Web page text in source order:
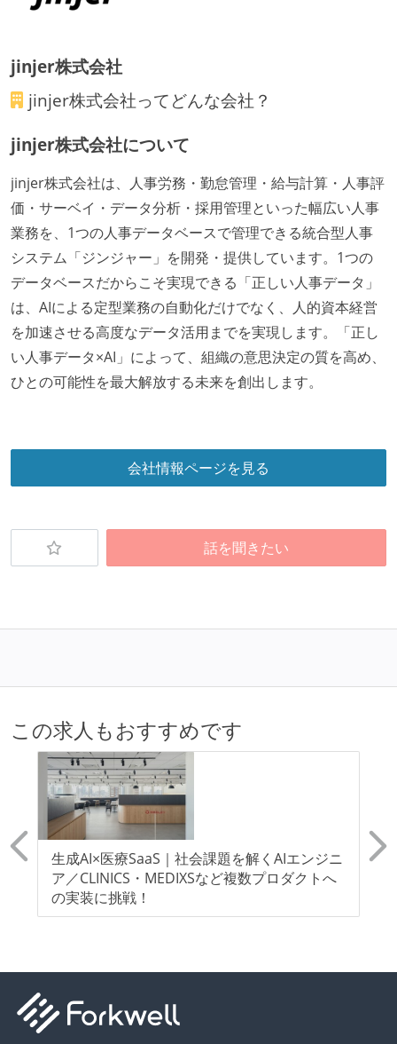
ームアラインド、プラットフォーム等）で分担して開
発・運用している
労働環境の自由度
フレックスタイム制または裁量労働制を採用している
メンバーの多様性
開発メンバーの新卒採用を実施している
jinjer株式会社
jinjer株式会社ってどんな会社？
jinjer株式会社について
jinjer株式会社は、人事労務・勤怠管理・給与計算・人事評
価・サーベイ・データ分析・採用管理といった幅広い人事
業務を、1つの人事データベースで管理できる統合型人事
システム「ジンジャー」を開発・提供しています。1つの
データベースだからこそ実現できる「正しい人事データ」
は、AIによる定型業務の自動化だけでなく、人的資本経営
を加速させる高度なデータ活用までを実現します。「正し
い人事データ×AI」によって、組織の意思決定の質を高め、
ひとの可能性を最大解放する未来を創出します。
会社情報ページを見る
話を聞きたい
この求人もおすすめです
生成AI×医療SaaS｜社会課題を解くAIエンジニ
ア／CLINICS・MEDIXSなど複数プロダクトへ
の実装に挑戦！